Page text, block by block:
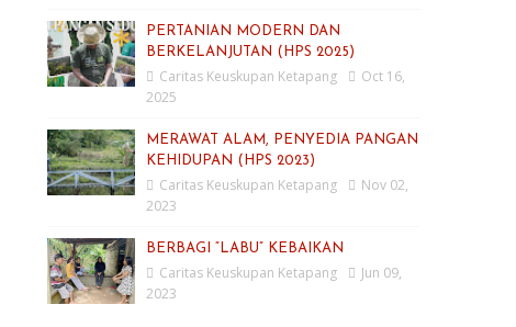
PERTANIAN MODERN DAN
BERKELANJUTAN (HPS 2025)
Caritas Keuskupan Ketapang
Oct 16,
2025
MERAWAT ALAM, PENYEDIA PANGAN
KEHIDUPAN (HPS 2023)
Caritas Keuskupan Ketapang
Nov 02,
2023
BERBAGI “LABU” KEBAIKAN
Caritas Keuskupan Ketapang
Jun 09,
2023